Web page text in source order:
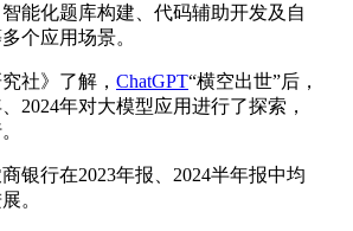
能化题库构建、代码辅助开发及自
个应用场景。
社》了解， ChatGPT“横空出世”后，
2024年对大模型应用进行了探索，
银行在2023年报、2024半年报中均
。